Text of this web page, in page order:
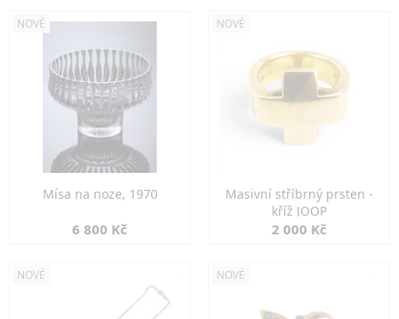
NOVÉ
Mísa na noze, 1970
6 800 Kč
NOVÉ
Masivní stříbrný prsten -
kříž JOOP
2 000 Kč
NOVÉ NOVÉ